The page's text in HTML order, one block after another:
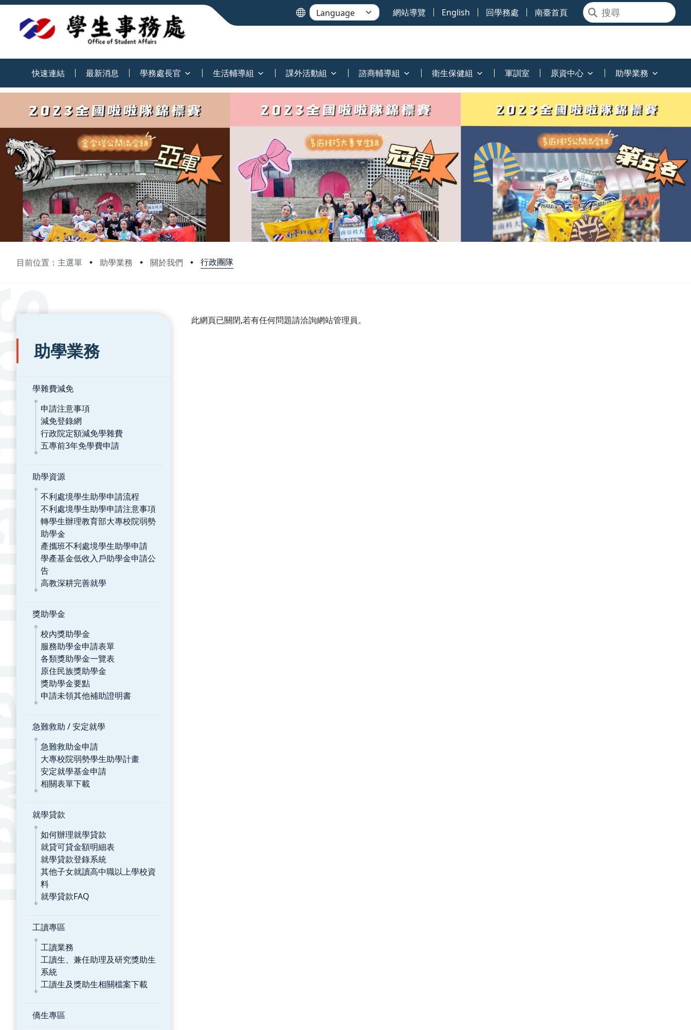
網站導覽 English 回學務處 南臺首頁
快速連結 最新消息 學務處長官 生活輔導組 課外活動組 諮商輔導組 衛生保健組 軍訓室 原資中心 助學業務
目前位置：主選單 助學業務 關於我們 行政團隊
:::
助學業務
學雜費減免
申請注意事項
減免登錄網
行政院定額減免學雜費
五專前3年免學費申請
助學資源
不利處境學生助學申請流程
不利處境學生助學申請注意事項
轉學生辦理教育部大專校院弱勢
助學金
產攜班不利處境學生助學申請
學產基金低收入戶助學金申請公
告
高教深耕完善就學
獎助學金
校內獎助學金
服務助學金申請表單
各類獎助學金一覽表
原住民族獎助學金
獎助學金要點
申請未領其他補助證明書
急難救助 / 安定就學
急難救助金申請
大專校院弱勢學生助學計畫
安定就學基金申請
相關表單下載
就學貸款
如何辦理就學貸款
就貸可貸金額明細表
就學貸款登錄系統
其他子女就讀高中職以上學校資
料
就學貸款FAQ
工讀專區
工讀業務
工讀生、兼任助理及研究獎助生
系統
工讀生及獎助生相關檔案下載
僑生專區
此網頁已關閉,若有任何問題請洽詢網站管理員。